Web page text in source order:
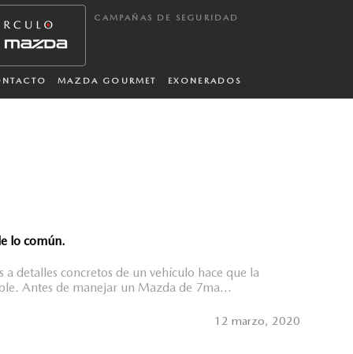
CAMPAÑAS DE SEGURIDAD
MAZDA GOURMET EXONERADOS
lo común.
detalles concretos de un vehículo hace que la
Antes de manejar un Mazda de 7ma...
12 marzo, 2020